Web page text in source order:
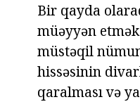
Bir qayda
müəyyən
müstəqil
hissəsinin
qaralması və